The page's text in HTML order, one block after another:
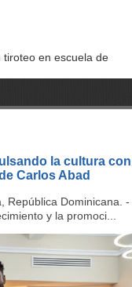
en escuela de
la cultura con
Carlos Abad
República Dominicana. -
y la promoci...